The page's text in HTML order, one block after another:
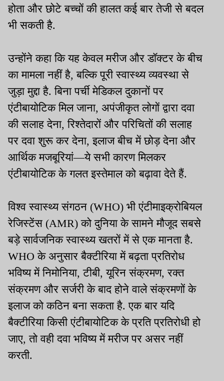
होता और छोटे बच्चों की हालत कई बार तेजी से बदल
भी सकती है.
उन्होंने कहा कि यह केवल मरीज और डॉक्टर के बीच
का मामला नहीं है, बल्कि पूरी स्वास्थ्य व्यवस्था से
जुड़ा मुद्दा है. बिना पर्ची मेडिकल दुकानों पर
एंटीबायोटिक मिल जाना, अपंजीकृत लोगों द्वारा दवा
की सलाह देना, रिश्तेदारों और परिचितों की सलाह
पर दवा शुरू कर देना, इलाज बीच में छोड़ देना और
आर्थिक मजबूरियां—ये सभी कारण मिलकर
एंटीबायोटिक के गलत इस्तेमाल को बढ़ावा देते हैं.
विश्व स्वास्थ्य संगठन (WHO) भी एंटीमाइक्रोबियल
रेजिस्टेंस (AMR) को दुनिया के सामने मौजूद सबसे
बड़े सार्वजनिक स्वास्थ्य खतरों में से एक मानता है.
WHO के अनुसार बैक्टीरिया में बढ़ता प्रतिरोध
भविष्य में निमोनिया, टीबी, यूरिन संक्रमण, रक्त
संक्रमण और सर्जरी के बाद होने वाले संक्रमणों के
इलाज को कठिन बना सकता है. एक बार यदि
बैक्टीरिया किसी एंटीबायोटिक के प्रति प्रतिरोधी हो
जाए, तो वही दवा भविष्य में मरीज पर असर नहीं
करती.